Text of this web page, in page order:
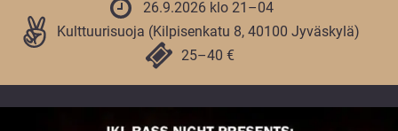
26.9.2026 klo 21–04
Kulttuurisuoja (Kilpisenkatu 8, 40100 Jyväskylä)
25–40 €